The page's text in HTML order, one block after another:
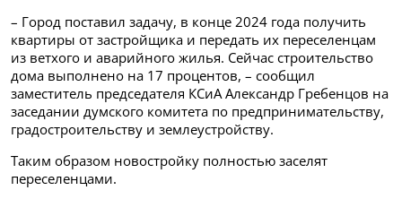
– Город поставил задачу, в конце 2024 года получить
квартиры от застройщика и передать их переселенцам
из ветхого и аварийного жилья. Сейчас строительство
дома выполнено на 17 процентов, – сообщил
заместитель председателя КСиА Александр Гребенцов на
заседании думского комитета по предпринимательству,
градостроительству и землеустройству.
Таким образом новостройку полностью заселят
переселенцами.